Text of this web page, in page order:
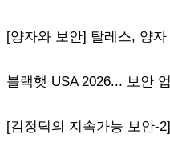
[양자와 보안] 탈레스, 양자
블랙햇 USA 2026... 보안
[김정덕의 지속가능 보안-